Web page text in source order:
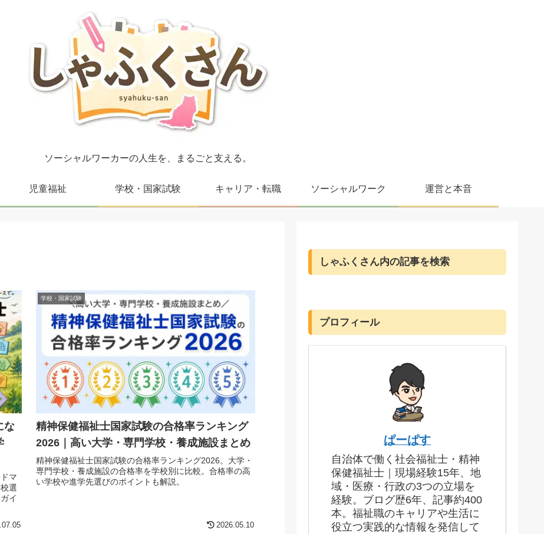
ソーシャルワーカーの人生を、まるごと支える。
児童福祉 学校・国家試験 キャリア・転職 ソーシャルワーク 運営と本音
な
マ
選
イ
学校・国家試験
精神保健福祉士国家試験の合格率ランキング
2026｜高い大学・専門学校・養成施設まとめ
精神保健福祉士国家試験の合格率ランキング2026。大学・
専門学校・養成施設の合格率を学校別に比較。合格率の高
い学校や進学先選びのポイントも解説。
2026.05.10
しゃふくさん内の記事を検索
プロフィール
ぱーぱす
自治体で働く社会福祉士・精神
保健福祉士｜現場経験15年、地
域・医療・行政の3つの立場を
経験。ブログ歴6年、記事約400
本。福祉職のキャリアや生活に
役立つ実践的な情報を発信して